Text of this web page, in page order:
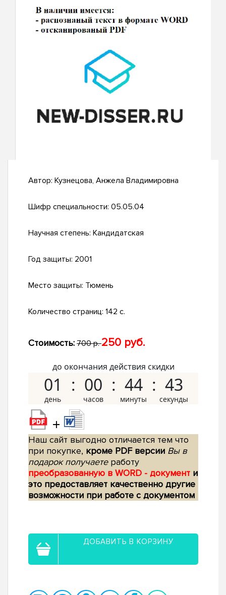
Автор: Кузнецова, Анжела Владимировна
Шифр специальности: 05.05.04
Научная степень: Кандидатская
Год защиты: 2001
Место защиты: Тюмень
Количество страниц: 142 с.
Стоимость: 700 р.250 руб.
до окончания действия скидки
01 00 44 42
+
Наш сайт выгодно отличается тем что
при покупке, кроме PDF версии Вы в
подарок получаетеработу
преобразованную в WORD - документ и
это предоставляет качественно другие
возможности при работе с документом
ДОБАВИТЬ В КОРЗИНУ